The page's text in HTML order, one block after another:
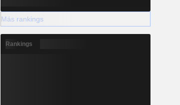
Más rankings
Rankings